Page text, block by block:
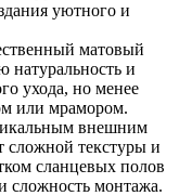
уютного и
матовый
и
ухода, но менее
или мрамором.
внешним
сложной текстуры и
сланцевых полов
сложность монтажа.